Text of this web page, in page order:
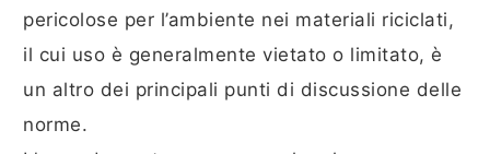
pericolose per l’ambiente nei materiali riciclati,
il cui uso è generalmente vietato o limitato, è
un altro dei principali punti di discussione delle
norme.